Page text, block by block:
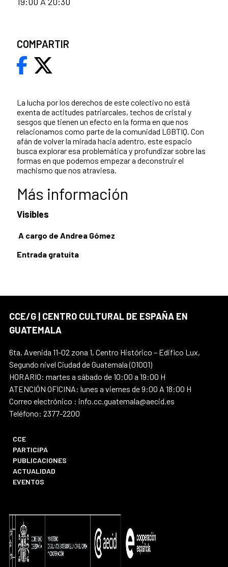
La lucha por los derechos de este colectivo no está
exenta de actitudes patriarcales, techos de cristal y
sesgos que tienen un efecto en la forma en que nos
relacionamos como parte de la comunidad LGBTIQ. Con
afán de volver la mirada hacia adentro, este espacio
busca explorar esa problemática y profundizar sobre las
formas en que podemos empezar a deconstruir el
machismo que nos atraviesa.
Más información
Visibles
A cargo de Andrea Gómez
Entrada gratuita
COMPARTIR
CCE/G | CENTRO CULTURAL DE ESPAÑA EN
GUATEMALA
6ta. Avenida 11-02 zona 1, Centro Histórico – Edifico Lux,
Segundo nivel Ciudad de Guatemala (01001)
HORARIO: martes a sábado de 10:00 a 19:00 H
ATENCIÓN OFICINA: lunes a viernes de 9:00 A 18:00 H
Correo electrónico : info.cc.guatemala@aecid.es
Teléfono: 2377-2200
CCE
PARTICIPA
PUBLICACIONES
ACTUALIDAD
EVENTOS